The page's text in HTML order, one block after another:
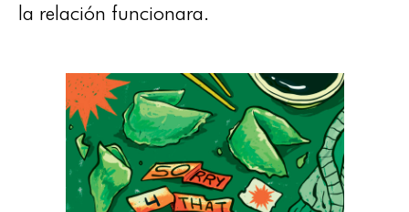
la relación funcionara.